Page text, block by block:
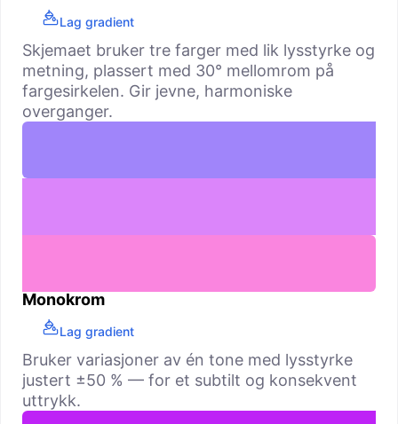
Lag gradient
Skjemaet bruker tre farger med lik lysstyrke og
metning, plassert med 30° mellomrom på
fargesirkelen. Gir jevne, harmoniske
overganger.
Monokrom
Lag gradient
Bruker variasjoner av én tone med lysstyrke
justert ±50 % — for et subtilt og konsekvent
uttrykk.